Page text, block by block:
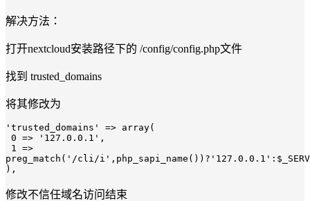
解决方法：
打开nextcloud安装路径下的 /config/config.php文件
找到 trusted_domains
将其修改为
'trusted_domains' => array(
),
修改不信任域名访问结束